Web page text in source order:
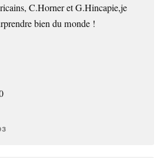
C.Horner et G.Hincapie,je
bien du monde !